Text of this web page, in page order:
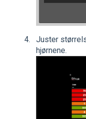
Juster
hjørnene.